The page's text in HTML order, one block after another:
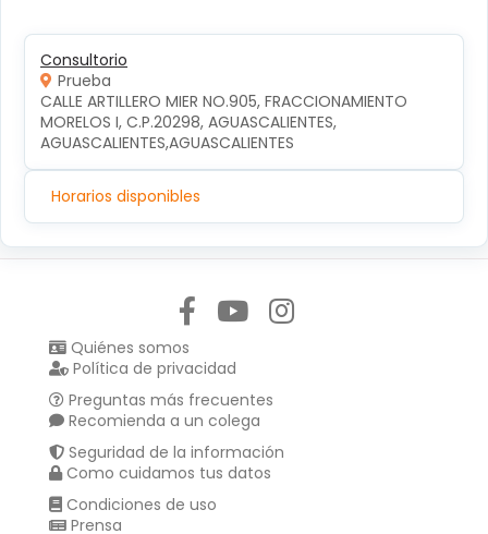
Consultorio
Prueba
CALLE ARTILLERO MIER NO.905, FRACCIONAMIENTO
MORELOS I, C.P.20298, AGUASCALIENTES,
AGUASCALIENTES,AGUASCALIENTES
Horarios disponibles
Quiénes somos
Política de privacidad
Preguntas más frecuentes
Recomienda a un colega
Seguridad de la información
Como cuidamos tus datos
Condiciones de uso
Prensa